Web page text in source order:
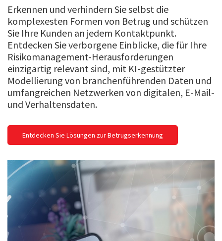
Erkennen und verhindern Sie selbst die
komplexesten Formen von Betrug und schützen
Sie Ihre Kunden an jedem Kontaktpunkt.
Entdecken Sie verborgene Einblicke, die für Ihre
Risikomanagement-Herausforderungen
einzigartig relevant sind, mit KI-gestützter
Modellierung von branchenführenden Daten und
umfangreichen Netzwerken von digitalen, E-Mail-
und Verhaltensdaten.
Entdecken Sie Lösungen zur Betrugserkennung